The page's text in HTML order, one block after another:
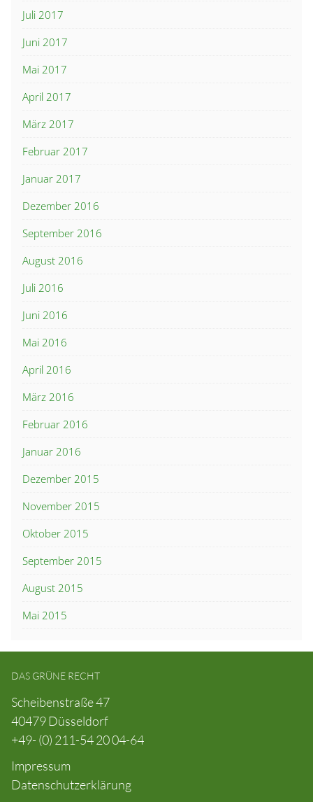
Juli 2017
Juni 2017
Mai 2017
April 2017
März 2017
Februar 2017
Januar 2017
Dezember 2016
September 2016
August 2016
Juli 2016
Juni 2016
Mai 2016
April 2016
März 2016
Februar 2016
Januar 2016
Dezember 2015
November 2015
Oktober 2015
September 2015
August 2015
Mai 2015
DAS GRÜNE RECHT
Scheibenstraße 47
40479 Düsseldorf
+49- (0) 211-54 20 04-64
Impressum
Datenschutzerklärung